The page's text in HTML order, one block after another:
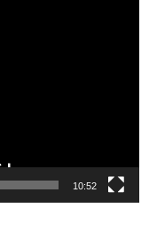
10:52